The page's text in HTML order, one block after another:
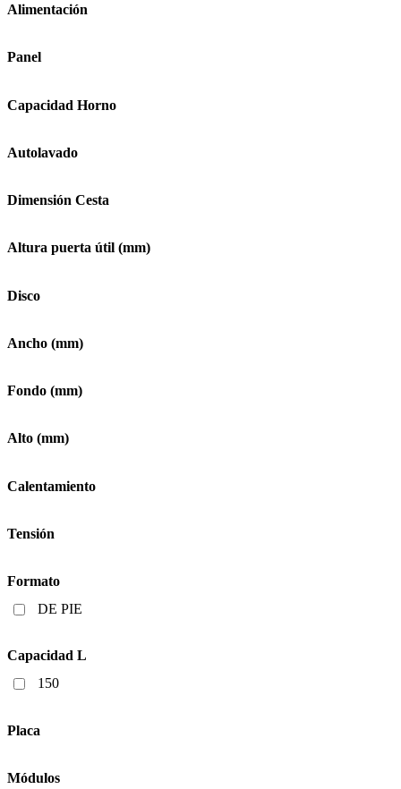
Alimentación
Panel
Capacidad Horno
Autolavado
Dimensión Cesta
Altura puerta útil (mm)
Disco
Ancho (mm)
Fondo (mm)
Alto (mm)
Calentamiento
Tensión
Formato
DE PIE
Capacidad L
150
Placa
Módulos